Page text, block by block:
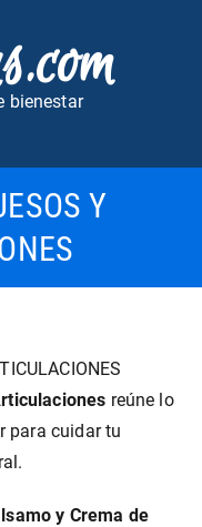
bienestar
Y
reúne lo
para cuidar tu
y Crema de